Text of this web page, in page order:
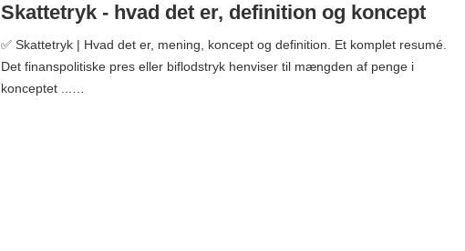
Skattetryk - hvad det er, definition og koncept
✅ Skattetryk | Hvad det er, mening, koncept og definition. Et komplet resumé.
Det finanspolitiske pres eller biflodstryk henviser til mængden af ​​penge i
konceptet ...…